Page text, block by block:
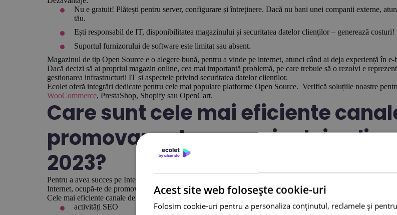
Nu e gratuit! Plătești pentru server, configurare și întreținere. Dacă nu bani unei companii externe,
tău.
Ești responsabil de IT, disponibilitatea magazinului și securitatea datelor clienților – generează costuri!
Suportul furnizorului de software este limitat sau absent.
Magazinul de tip Open Source e o alegere bună, pentru a vinde pe internet, atunci când ai deja experiență în e-
Dacă decizi să ai propriul magazin online, cea mai importantă problemă, pe care trebuie să o rezolvi e
gestionarea infrastructurii IT și aspectele privind securitatea datelor clienților.
Ecolet oferă integrări dedicate pentru cele mai populare platforme Open Source. Verifică soluțiile noastre
WooCommerce, PrestaShop, Shopify sau OpenCart.
Care sunt cele mai eficiente
promovare ale magazinului
2023?
Pentru a avea succes pe Internet, o idee bună de afaceri nu este suficientă. Dacă vrei să administrezi, efficient,
Internet, ocupă-te de promovare.
Cele mai eficiente canale de promovare pentru e-commerce-ul tău sunt:
activități SEO
Acest site web folosește cookie-uri
Folosim cookie-uri pentru a personaliza conținutul, reclamele și